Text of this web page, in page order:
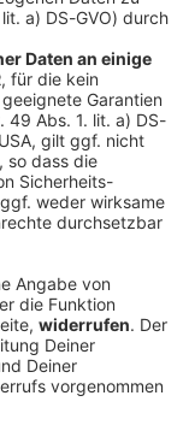
sich Brynjar Ingi
nach